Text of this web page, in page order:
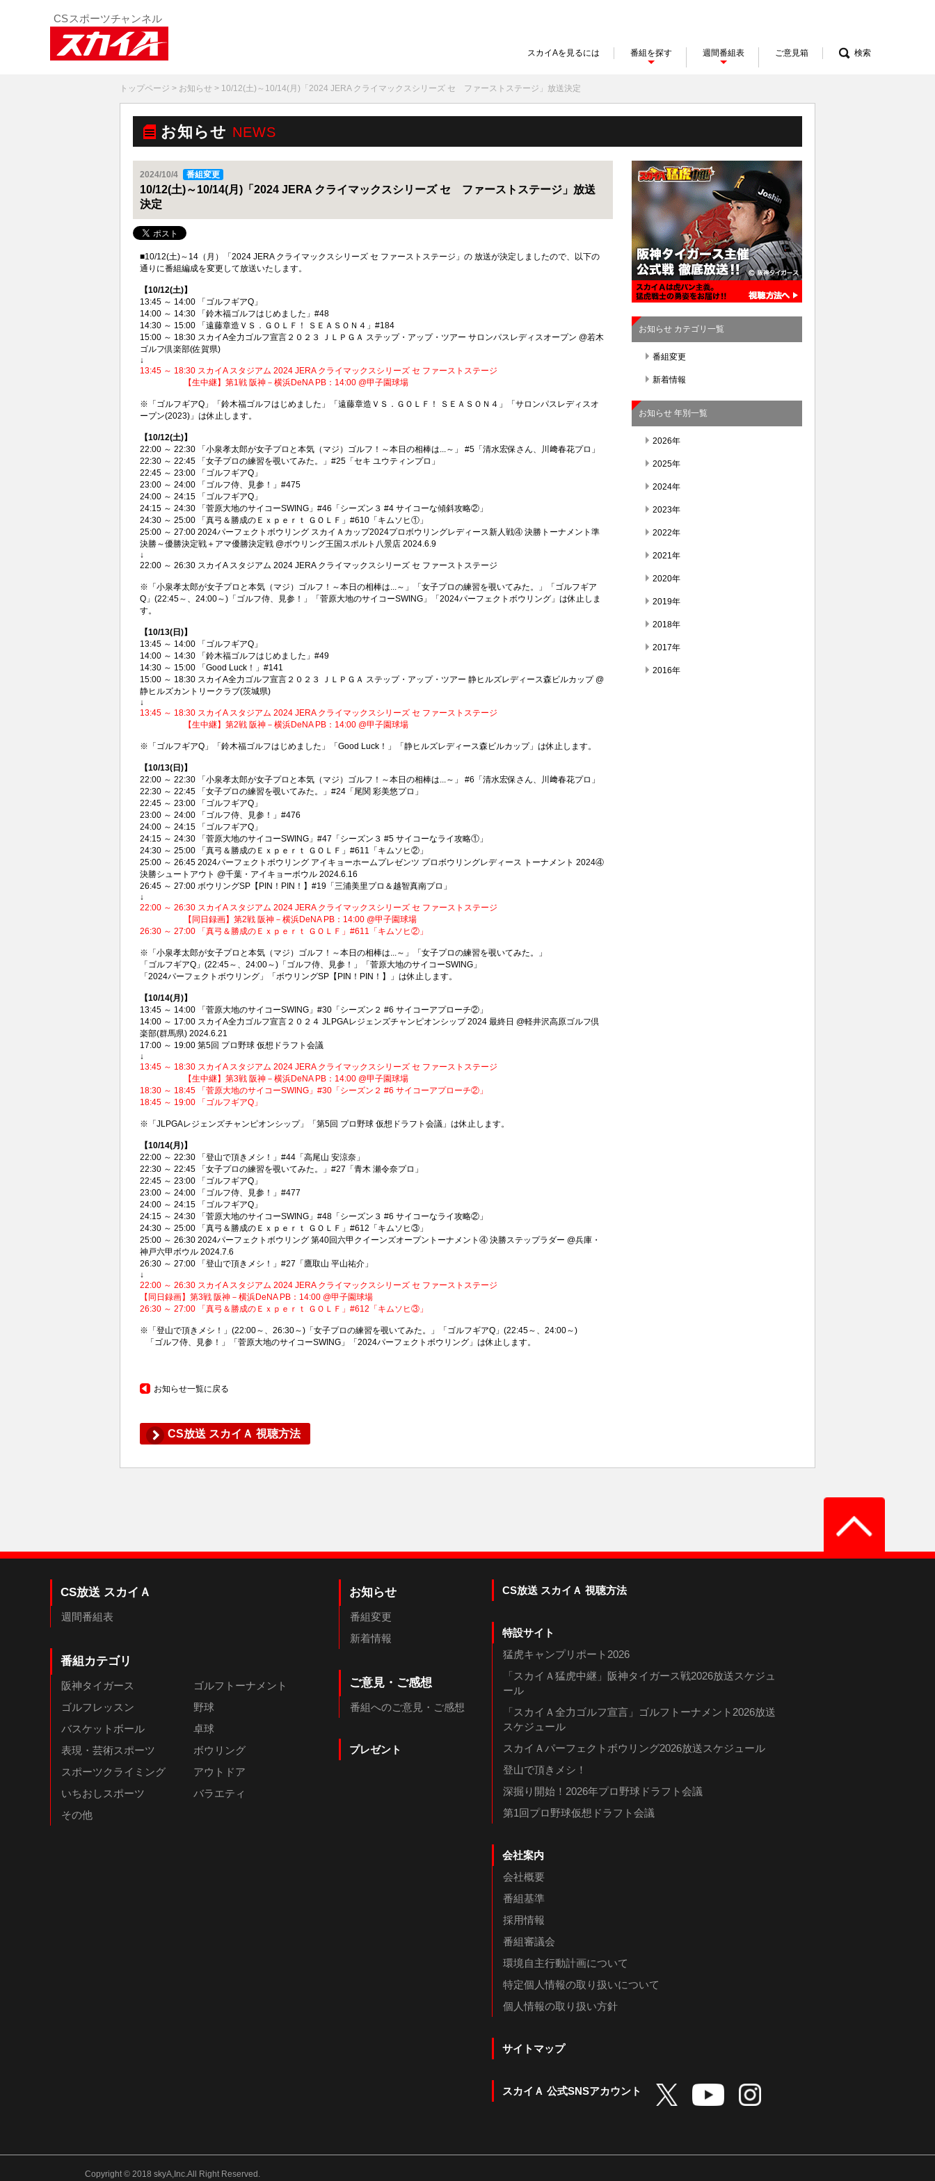
スカイAを見るには 番組を探す 週間番組表 ご意見箱 検索
トップページ > お知らせ > 10/12(土)～10/14(月)「2024 JERA クライマックスシリーズ セ ファーストステージ」放送決定
お知らせ NEWS
2024/10/4 番組変更
10/12(土)～10/14(月)「2024 JERA クライマックスシリーズ セ ファーストステージ」放送
決定
■10/12(土)～14（月）「2024 JERA クライマックスシリーズ セ ファーストステージ」の 放送が決定しましたので、以下の
通りに番組編成を変更して放送いたします。
【10/12(土)】
13:45 ～ 14:00 「ゴルフギアQ」
14:00 ～ 14:30 「鈴木福ゴルフはじめました」#48
14:30 ～ 15:00 「遠藤章造ＶＳ．ＧＯＬＦ！ ＳＥＡＳＯＮ４」#184
15:00 ～ 18:30 スカイA全力ゴルフ宣言２０２３ ＪＬＰＧＡ ステップ・アップ・ツアー サロンパスレディスオープン @若木
ゴルフ倶楽部(佐賀県)
↓
13:45 ～ 18:30 スカイA スタジアム 2024 JERA クライマックスシリーズ セ ファーストステージ
【生中継】第1戦 阪神－横浜DeNA PB：14:00 @甲子園球場
※「ゴルフギアQ」「鈴木福ゴルフはじめました」「遠藤章造ＶＳ．ＧＯＬＦ！ ＳＥＡＳＯＮ４」「サロンパスレディスオ
ープン(2023)」は休止します。
【10/12(土)】
22:00 ～ 22:30 「小泉孝太郎が女子プロと本気（マジ）ゴルフ！～本日の相棒は...～」 #5「清水宏保さん、川﨑春花プロ」
22:30 ～ 22:45 「女子プロの練習を覗いてみた。」#25「セキ ユウティンプロ」
22:45 ～ 23:00 「ゴルフギアQ」
23:00 ～ 24:00 「ゴルフ侍、見参！」#475
24:00 ～ 24:15 「ゴルフギアQ」
24:15 ～ 24:30 「菅原大地のサイコーSWING」#46「シーズン３ #4 サイコーな傾斜攻略②」
24:30 ～ 25:00 「真弓＆勝成のＥｘｐｅｒｔ ＧＯＬＦ」#610「キムソヒ①」
25:00 ～ 27:00 2024パーフェクトボウリング スカイＡカップ2024プロボウリングレディース新人戦④ 決勝トーナメント準
決勝～優勝決定戦＋アマ優勝決定戦 @ボウリング王国スポルト八景店 2024.6.9
↓
22:00 ～ 26:30 スカイA スタジアム 2024 JERA クライマックスシリーズ セ ファーストステージ
※「小泉孝太郎が女子プロと本気（マジ）ゴルフ！～本日の相棒は...～」「女子プロの練習を覗いてみた。」「ゴルフギア
Q」(22:45～、24:00～)「ゴルフ侍、見参！」「菅原大地のサイコーSWING」「2024パーフェクトボウリング」は休止しま
す。
【10/13(日)】
13:45 ～ 14:00 「ゴルフギアQ」
14:00 ～ 14:30 「鈴木福ゴルフはじめました」#49
14:30 ～ 15:00 「Good Luck！」#141
15:00 ～ 18:30 スカイA全力ゴルフ宣言２０２３ ＪＬＰＧＡ ステップ・アップ・ツアー 静ヒルズレディース森ビルカップ @
静ヒルズカントリークラブ(茨城県)
↓
13:45 ～ 18:30 スカイA スタジアム 2024 JERA クライマックスシリーズ セ ファーストステージ
【生中継】第2戦 阪神－横浜DeNA PB：14:00 @甲子園球場
※「ゴルフギアQ」「鈴木福ゴルフはじめました」「Good Luck！」「静ヒルズレディース森ビルカップ」は休止します。
【10/13(日)】
22:00 ～ 22:30 「小泉孝太郎が女子プロと本気（マジ）ゴルフ！～本日の相棒は...～」 #6「清水宏保さん、川﨑春花プロ」
22:30 ～ 22:45 「女子プロの練習を覗いてみた。」#24「尾関 彩美悠プロ」
22:45 ～ 23:00 「ゴルフギアQ」
23:00 ～ 24:00 「ゴルフ侍、見参！」#476
24:00 ～ 24:15 「ゴルフギアQ」
24:15 ～ 24:30 「菅原大地のサイコーSWING」#47「シーズン３ #5 サイコーなライ攻略①」
24:30 ～ 25:00 「真弓＆勝成のＥｘｐｅｒｔ ＧＯＬＦ」#611「キムソヒ②」
25:00 ～ 26:45 2024パーフェクトボウリング アイキョーホームプレゼンツ プロボウリングレディース トーナメント 2024④
決勝シュートアウト @千葉・アイキョーボウル 2024.6.16
26:45 ～ 27:00 ボウリングSP【PIN！PIN！】#19「三浦美里プロ＆越智真南プロ」
↓
22:00 ～ 26:30 スカイA スタジアム 2024 JERA クライマックスシリーズ セ ファーストステージ
【同日録画】第2戦 阪神－横浜DeNA PB：14:00 @甲子園球場
26:30 ～ 27:00 「真弓＆勝成のＥｘｐｅｒｔ ＧＯＬＦ」#611「キムソヒ②」
※「小泉孝太郎が女子プロと本気（マジ）ゴルフ！～本日の相棒は...～」「女子プロの練習を覗いてみた。」
「ゴルフギアQ」(22:45～、24:00～)「ゴルフ侍、見参！」「菅原大地のサイコーSWING」
「2024パーフェクトボウリング」「ボウリングSP【PIN！PIN！】」は休止します。
【10/14(月)】
13:45 ～ 14:00 「菅原大地のサイコーSWING」#30「シーズン２ #6 サイコーアプローチ②」
14:00 ～ 17:00 スカイA全力ゴルフ宣言２０２４ JLPGAレジェンズチャンピオンシップ 2024 最終日 @軽井沢高原ゴルフ倶
楽部(群馬県) 2024.6.21
17:00 ～ 19:00 第5回 プロ野球 仮想ドラフト会議
↓
13:45 ～ 18:30 スカイA スタジアム 2024 JERA クライマックスシリーズ セ ファーストステージ
【生中継】第3戦 阪神－横浜DeNA PB：14:00 @甲子園球場
18:30 ～ 18:45 「菅原大地のサイコーSWING」#30「シーズン２ #6 サイコーアプローチ②」
18:45 ～ 19:00 「ゴルフギアQ」
※「JLPGAレジェンズチャンピオンシップ」「第5回 プロ野球 仮想ドラフト会議」は休止します。
【10/14(月)】
22:00 ～ 22:30 「登山で頂きメシ！」#44「高尾山 安涼奈」
22:30 ～ 22:45 「女子プロの練習を覗いてみた。」#27「青木 瀬令奈プロ」
22:45 ～ 23:00 「ゴルフギアQ」
23:00 ～ 24:00 「ゴルフ侍、見参！」#477
24:00 ～ 24:15 「ゴルフギアQ」
24:15 ～ 24:30 「菅原大地のサイコーSWING」#48「シーズン３ #6 サイコーなライ攻略②」
24:30 ～ 25:00 「真弓＆勝成のＥｘｐｅｒｔ ＧＯＬＦ」#612「キムソヒ③」
25:00 ～ 26:30 2024パーフェクトボウリング 第40回六甲クイーンズオープントーナメント④ 決勝ステップラダー @兵庫・
神戸六甲ボウル 2024.7.6
26:30 ～ 27:00 「登山で頂きメシ！」#27「鷹取山 平山祐介」
↓
22:00 ～ 26:30 スカイA スタジアム 2024 JERA クライマックスシリーズ セ ファーストステージ
【同日録画】第3戦 阪神－横浜DeNA PB：14:00 @甲子園球場
26:30 ～ 27:00 「真弓＆勝成のＥｘｐｅｒｔ ＧＯＬＦ」#612「キムソヒ③」
※「登山で頂きメシ！」(22:00～、26:30～)「女子プロの練習を覗いてみた。」「ゴルフギアQ」(22:45～、24:00～)
「ゴルフ侍、見参！」「菅原大地のサイコーSWING」「2024パーフェクトボウリング」は休止します。
お知らせ一覧に戻る
CS放送 スカイＡ 視聴方法
お知らせ カテゴリ一覧
番組変更
新着情報
お知らせ 年別一覧
2026年
2025年
2024年
2023年
2022年
2021年
2020年
2019年
2018年
2017年
2016年
CS放送 スカイＡ
週間番組表
番組カテゴリ
阪神タイガース
ゴルフトーナメント
ゴルフレッスン
野球
バスケットボール
卓球
表現・芸術スポーツ
ボウリング
スポーツクライミング
アウトドア
いちおしスポーツ
バラエティ
その他
お知らせ
番組変更
新着情報
ご意見・ご感想
番組へのご意見・ご感想
プレゼント
CS放送 スカイＡ 視聴方法
特設サイト
猛虎キャンプリポート2026
「スカイＡ猛虎中継」阪神タイガース戦2026放送スケジュ
ール
「スカイＡ全力ゴルフ宣言」ゴルフトーナメント2026放送
スケジュール
スカイＡパーフェクトボウリング2026放送スケジュール
登山で頂きメシ！
深掘り開始！2026年プロ野球ドラフト会議
第1回プロ野球仮想ドラフト会議
会社案内
会社概要
番組基準
採用情報
番組審議会
環境自主行動計画について
特定個人情報の取り扱いについて
個人情報の取り扱い方針
サイトマップ
スカイＡ 公式SNSアカウント
Copyright © 2018 skyA,Inc.All Right Reserved.